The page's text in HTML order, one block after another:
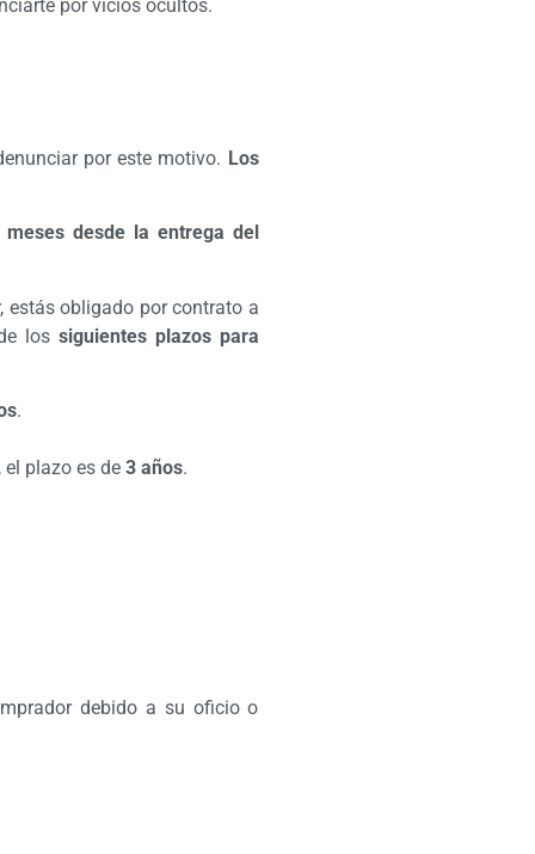
por vicios ocultos.
por este motivo. Los
meses desde la entrega del
obligado por contrato a
los siguientes plazos para
.
plazo es de 3 años.
debido a su oficio o